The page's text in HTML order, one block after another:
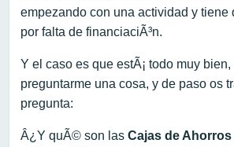
empezando con una actividad y tiene
por falta de financiaciÃ³n.
Y el caso es que estÃ¡ todo muy
preguntarme una cosa, y de paso os
pregunta:
Â¿Y quÃ© son las Cajas de Ahorros